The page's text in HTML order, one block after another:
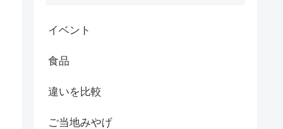
イベント
食品
違いを比較
ご当地みやげ